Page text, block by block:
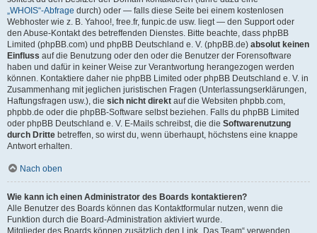
„WHOIS“-Abfrage durch) oder — falls diese Seite bei einem kostenlosen
Webhoster wie z. B. Yahoo!, free.fr, funpic.de usw. liegt — den Support oder
den Abuse-Kontakt des betreffenden Dienstes. Bitte beachte, dass phpBB
Limited (phpBB.com) und phpBB Deutschland e. V. (phpBB.de) absolut keinen
Einfluss auf die Benutzung oder den oder die Benutzer der Forensoftware
haben und dafür in keiner Weise zur Verantwortung herangezogen werden
können. Kontaktiere daher nie phpBB Limited oder phpBB Deutschland e. V. in
Zusammenhang mit jeglichen juristischen Fragen (Unterlassungserklärungen,
Haftungsfragen usw.), die sich nicht direkt auf die Websiten phpbb.com,
phpbb.de oder die phpBB-Software selbst beziehen. Falls du phpBB Limited
oder phpBB Deutschland e. V. E-Mails schreibst, die die Softwarenutzung
durch Dritte betreffen, so wirst du, wenn überhaupt, höchstens eine knappe
Antwort erhalten.
Nach oben
Wie kann ich einen Administrator des Boards kontaktieren?
Alle Benutzer des Boards können das Kontaktformular nutzen, wenn die
Funktion durch die Board-Administration aktiviert wurde.
Mitglieder des Boards können zusätzlich den Link „Das Team“ verwenden.